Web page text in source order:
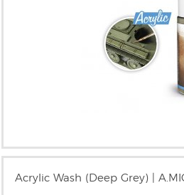
Acrylic Wash (Deep Grey) |